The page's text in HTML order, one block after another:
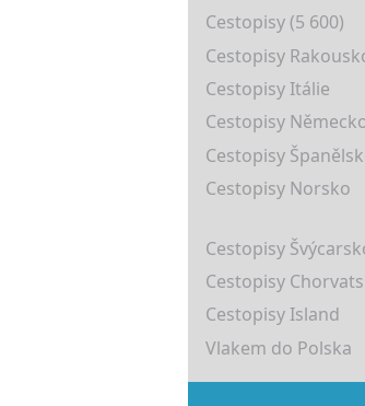
Cestopisy (5 600)
Cestopisy
Cestopisy Itálie
Cestopisy
Cestopisy
Cestopisy Norsko
Cestopisy
Cestopisy
Cestopisy Island
Vlakem do Polska